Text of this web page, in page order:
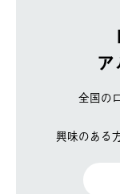
全国の
興味のある